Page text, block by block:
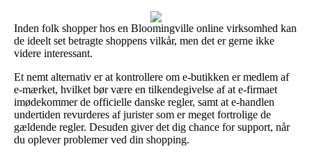
Inden folk shopper hos en Bloomingville online virksomhed kan
de ideelt set betragte shoppens vilkår, men det er gerne ikke
videre interessant.
Et nemt alternativ er at kontrollere om e-butikken er medlem af
e-mærket, hvilket bør være en tilkendegivelse af at e-firmaet
imødekommer de officielle danske regler, samt at e-handlen
undertiden revurderes af jurister som er meget fortrolige de
gældende regler. Desuden giver det dig chance for support, når
du oplever problemer ved din shopping.